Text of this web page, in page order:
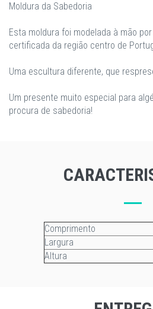
Moldura da Sabedoria
Esta moldura foi modelada à mão
certificada da região centro de
Uma escultura diferente, que
Um presente muito especial para
procura de sabedoria!
Comprimento
Largura
Altura